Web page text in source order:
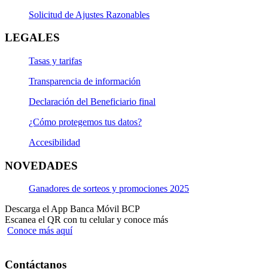
Solicitud de Ajustes Razonables
LEGALES
Tasas y tarifas
Transparencia de información
Declaración del Beneficiario final
¿Cómo protegemos tus datos?
Accesibilidad
NOVEDADES
Ganadores de sorteos y promociones 2025
Descarga el App Banca Móvil BCP
Escanea el QR con tu celular y conoce más
Conoce más aquí
Contáctanos